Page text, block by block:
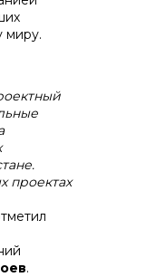
миру.
проектах
.